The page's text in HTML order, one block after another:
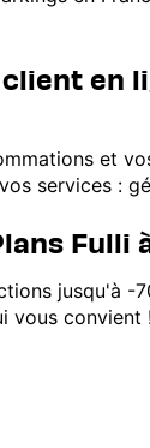
en
et
services :
Fulli
jusqu'à -
vous convient !